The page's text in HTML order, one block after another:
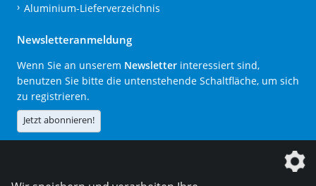
Aluminium-Lieferverzeichnis
Newsletteranmeldung
Wenn Sie an unserem Newsletter interessiert sind,
benutzen Sie bitte die untenstehende Schaltfläche, um sich
zu registrieren.
Jetzt abonnieren!
Die DVS Media GmbH ist ein Unternehmen der